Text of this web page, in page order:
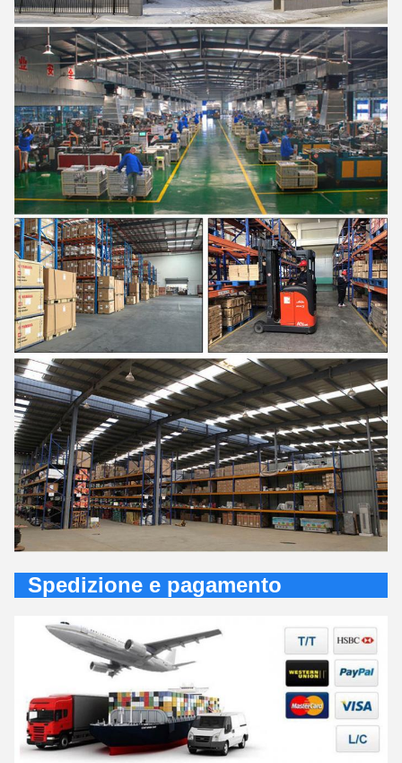
Spedizione e pagamento